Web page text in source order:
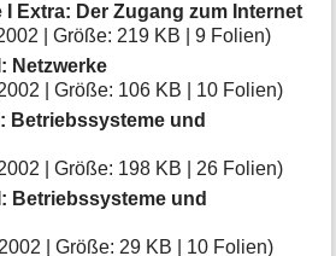
I Extra: Der Zugang zum Internet
| Größe: 219 KB | 9 Folien)
Netzwerke
| Größe: 106 KB | 10 Folien)
Betriebssysteme und
| Größe: 198 KB | 26 Folien)
Betriebssysteme und
| Größe: 29 KB | 10 Folien)